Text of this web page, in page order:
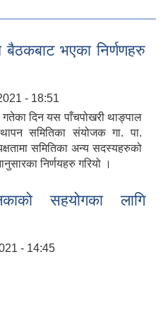
बैठकबाट भएका निर्णणहरु
- 18:51
दिन यस पाँचपोखरी थाङ्पाल
समितिका संयोजक गा. पा.
समितिका अन्य सदस्यहरुको
निर्णयहरु गरियो ।
सहयोगका लागि
- 14:45